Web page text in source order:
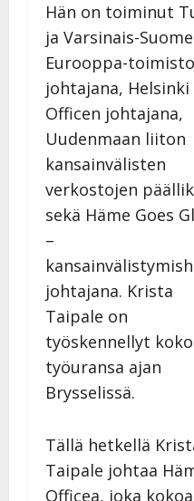
Hän on toiminut
ja Varsinais-
Eurooppa-
johtajana, Helsinki
Officen johtajana,
Uudenmaan liiton
kansainvälisten
verkostojen
sekä Häme Goes
–
johtajana. Krista
Taipale on
työskennellyt koko
työuransa ajan
Brysselissä.
Tällä hetkellä
Taipale johtaa
Officea, joka